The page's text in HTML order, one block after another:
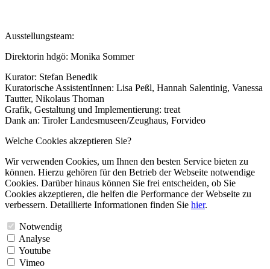
Ausstellungsteam:
Direktorin hdgö: Monika Sommer
Kurator: Stefan Benedik
Kuratorische AssistentInnen: Lisa Peßl, Hannah Salentinig, Vanessa
Tautter, Nikolaus Thoman
Grafik, Gestaltung und Implementierung: treat
Dank an: Tiroler Landesmuseen/Zeughaus, Forvideo
Welche Cookies akzeptieren Sie?
Wir verwenden Cookies, um Ihnen den besten Service bieten zu
können. Hierzu gehören für den Betrieb der Webseite notwendige
Cookies. Darüber hinaus können Sie frei entscheiden, ob Sie
Cookies akzeptieren, die helfen die Performance der Webseite zu
verbessern. Detaillierte Informationen finden Sie hier.
Notwendig
Analyse
Youtube
Vimeo